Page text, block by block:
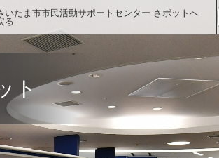
いたま市市民活動サポートセンター さポットへ
る
ト